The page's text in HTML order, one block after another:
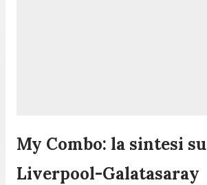
My Combo: la sintesi su
Liverpool-Galatasaray